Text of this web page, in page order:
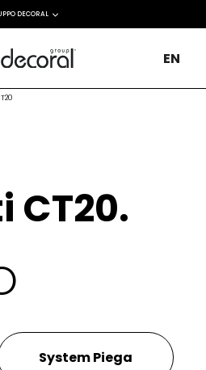
DECORAL
EN
CT20.
System Piega